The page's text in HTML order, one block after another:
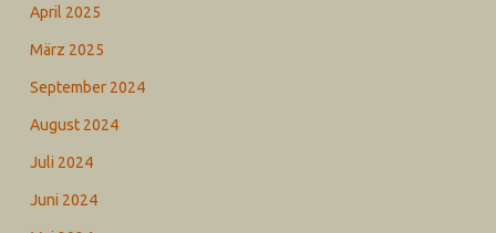
April 2025
März 2025
September 2024
August 2024
Juli 2024
Juni 2024